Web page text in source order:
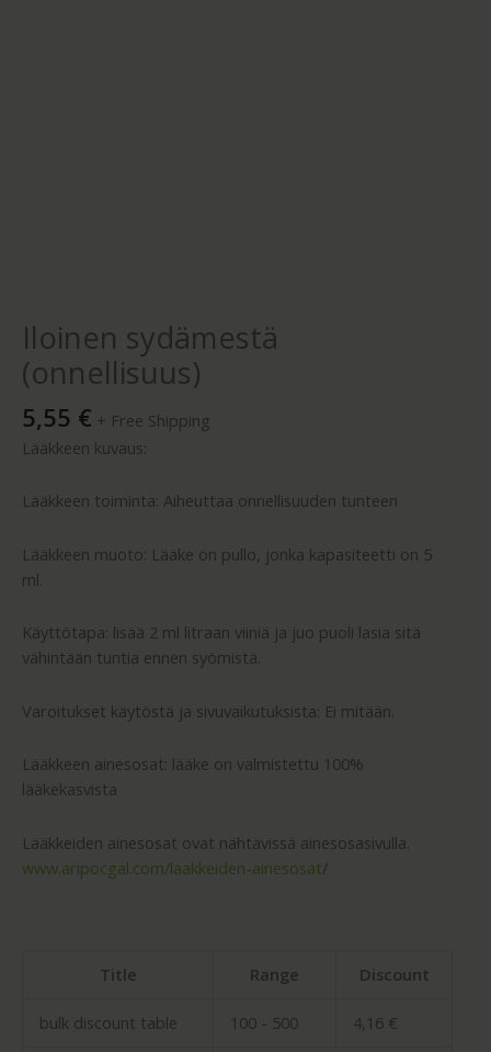
Iloinen sydämestä
(onnellisuus)
5,55 € + Free Shipping
Lääkkeen kuvaus:
Lääkkeen toiminta: Aiheuttaa onnellisuuden tunteen
Lääkkeen muoto: Lääke on pullo, jonka kapasiteetti on 5
ml.
Käyttötapa: lisää 2 ml litraan viiniä ja juo puoli lasia sitä
vähintään tuntia ennen syömistä.
Varoitukset käytöstä ja sivuvaikutuksista: Ei mitään.
Lääkkeen ainesosat: lääke on valmistettu 100%
lääkekasvista
Lääkkeiden ainesosat ovat nähtävissä ainesosasivulla.
www.aripocgal.com/laakkeiden-ainesosat/
Title Range Discount
bulk discount table 100 - 500 4,16 €